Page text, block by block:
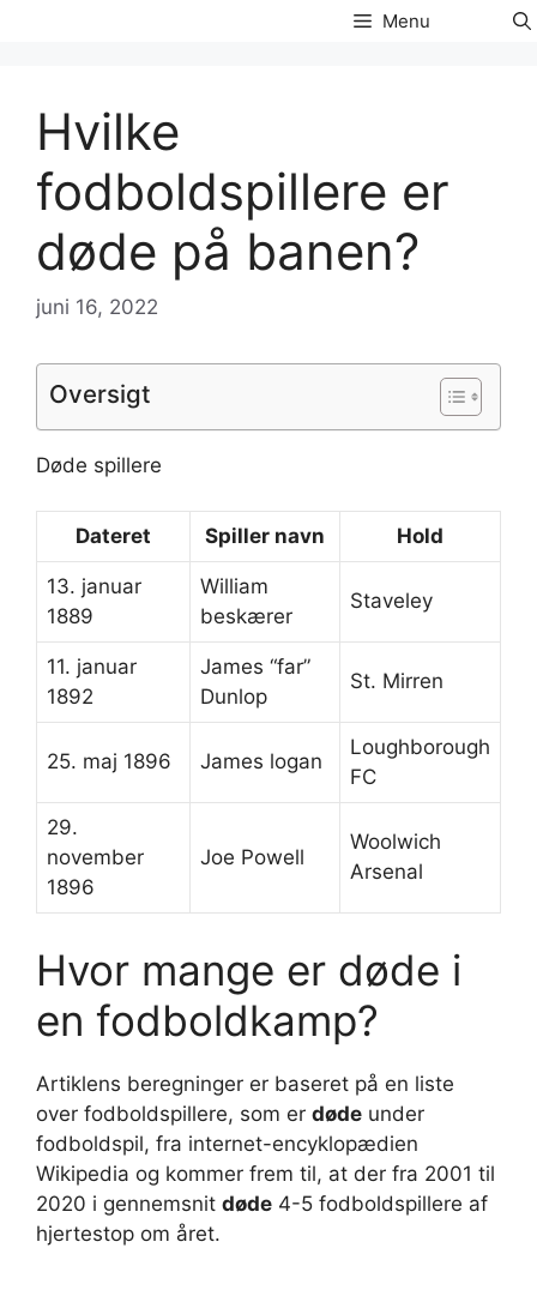
Menu
Hvilke
fodboldspillere er
døde på banen?
juni 16, 2022
Oversigt
Døde spillere
Dateret Spiller navn Hold
13. januar
1889
William
beskærer
Staveley
11. januar
1892
James “far”
Dunlop
St. Mirren
25. maj 1896 James logan
Loughborough
FC
29.
november
1896
Joe Powell
Woolwich
Arsenal
Hvor mange er døde i
en fodboldkamp?
Artiklens beregninger er baseret på en liste
over fodboldspillere, som er døde under
fodboldspil, fra internet-encyklopædien
Wikipedia og kommer frem til, at der fra 2001 til
2020 i gennemsnit døde 4-5 fodboldspillere af
hjertestop om året.